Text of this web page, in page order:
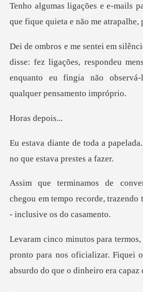
Tenho algumas ligações e e-mails
fez ligações, respondeu
enquanto eu fingi
depo
n
chegou em tempo recorde, trazendo
pronto para nos oficializar. Fiquei